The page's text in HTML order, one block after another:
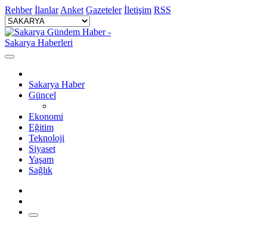
Rehber İlanlar Anket Gazeteler İletişim RSS
Sakarya Haber
Güncel
Ekonomi
Eğitim
Teknoloji
Siyaset
Yaşam
Sağlık